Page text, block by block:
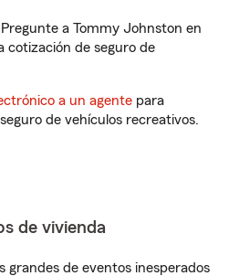
a Tommy Johnston en
cotización de seguro de
a un agente para
de vehículos recreativos.
de vivienda
grandes de eventos inesperados